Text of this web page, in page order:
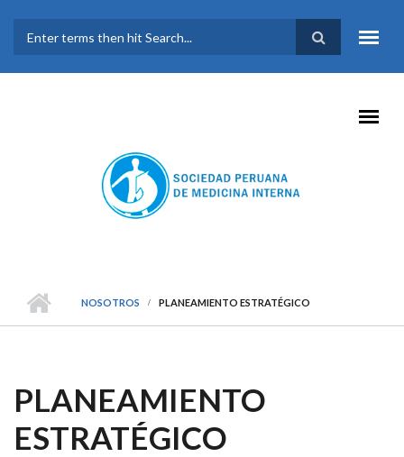
FORMULARIO DE
BÚSQUEDA
NOSOTROS PLANEAMIENTO ESTRATÉGICO
PLANEAMIENTO
ESTRATÉGICO